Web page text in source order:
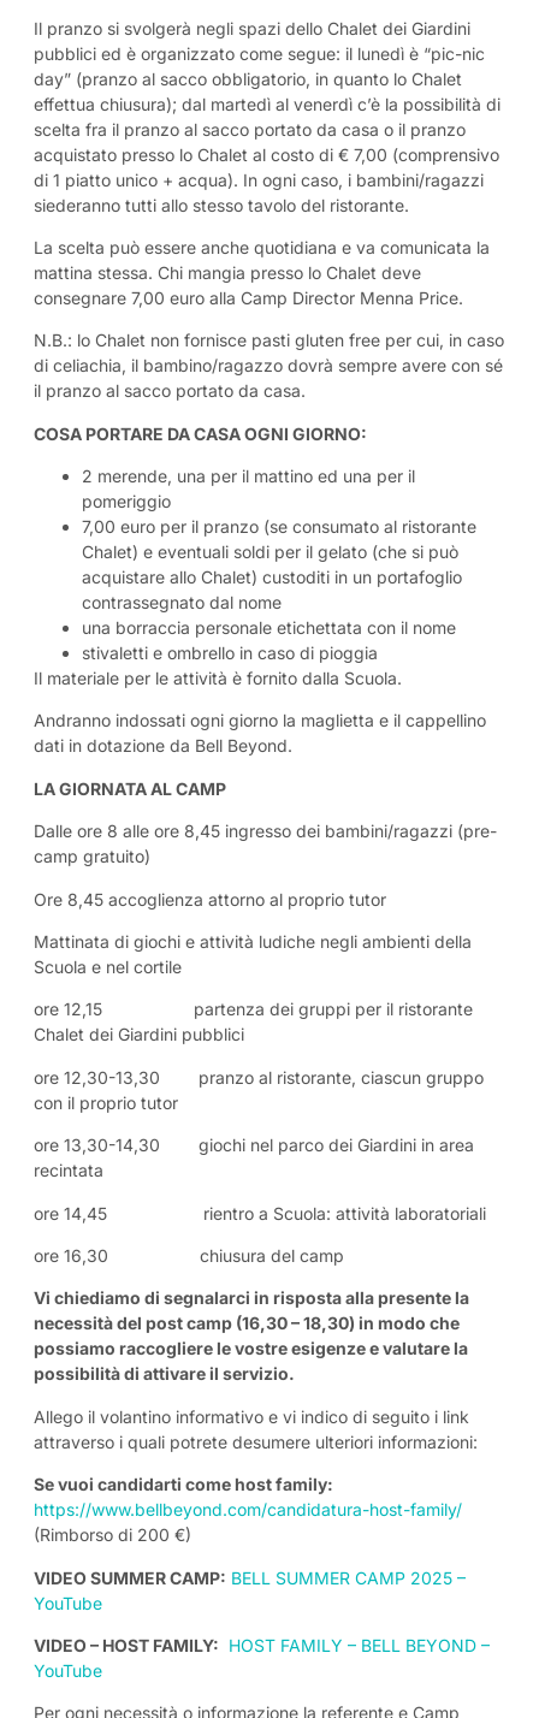
Il pranzo si svolgerà negli spazi dello Chalet dei Giardini
pubblici ed è organizzato come segue: il lunedì è “pic-nic
day” (pranzo al sacco obbligatorio, in quanto lo Chalet
effettua chiusura); dal martedì al venerdì c’è la possibilità di
scelta fra il pranzo al sacco portato da casa o il pranzo
acquistato presso lo Chalet al costo di € 7,00 (comprensivo
di 1 piatto unico + acqua). In ogni caso, i bambini/ragazzi
siederanno tutti allo stesso tavolo del ristorante.
La scelta può essere anche quotidiana e va comunicata la
mattina stessa. Chi mangia presso lo Chalet deve
consegnare 7,00 euro alla Camp Director Menna Price.
N.B.: lo Chalet non fornisce pasti gluten free per cui, in caso
di celiachia, il bambino/ragazzo dovrà sempre avere con sé
il pranzo al sacco portato da casa.
COSA PORTARE DA CASA OGNI GIORNO:
2 merende, una per il mattino ed una per il
pomeriggio
7,00 euro per il pranzo (se consumato al ristorante
Chalet) e eventuali soldi per il gelato (che si può
acquistare allo Chalet) custoditi in un portafoglio
contrassegnato dal nome
una borraccia personale etichettata con il nome
stivaletti e ombrello in caso di pioggia
Il materiale per le attività è fornito dalla Scuola.
Andranno indossati ogni giorno la maglietta e il cappellino
dati in dotazione da Bell Beyond.
LA GIORNATA AL CAMP
Dalle ore 8 alle ore 8,45 ingresso dei bambini/ragazzi (pre-
camp gratuito)
Ore 8,45 accoglienza attorno al proprio tutor
Mattinata di giochi e attività ludiche negli ambienti della
Scuola e nel cortile
ore 12,15 partenza dei gruppi per il ristorante
Chalet dei Giardini pubblici
ore 12,30-13,30 pranzo al ristorante, ciascun gruppo
con il proprio tutor
ore 13,30-14,30 giochi nel parco dei Giardini in area
recintata
ore 14,45 rientro a Scuola: attività laboratoriali
ore 16,30 chiusura del camp
Vi chiediamo di segnalarci in risposta alla presente la
necessità del post camp (16,30 – 18,30) in modo che
possiamo raccogliere le vostre esigenze e valutare la
possibilità di attivare il servizio.
Allego il volantino informativo e vi indico di seguito i link
attraverso i quali potrete desumere ulteriori informazioni:
Se vuoi candidarti come host family:
https://www.bellbeyond.com/candidatura-host-family/
(Rimborso di 200 €)
VIDEO SUMMER CAMP: BELL SUMMER CAMP 2025 –
YouTube
VIDEO – HOST FAMILY: HOST FAMILY – BELL BEYOND –
YouTube
Per ogni necessità o informazione la referente e Camp